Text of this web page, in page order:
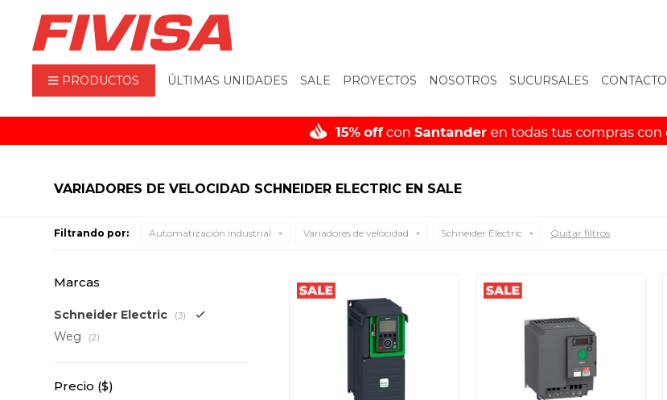
PRODUCTOS ÚLTIMAS UNIDADES SALE PROYECTOS NOSOTROS SUCURSALES CONTACTO
VARIADORES DE VELOCIDAD SCHNEIDER ELECTRIC EN SALE
Filtrando por: Automatización industrial Variadores de velocidad Schneider Electric Quitar filtros
Marcas
Schneider Electric (3)
Weg (2)
Precio ($)